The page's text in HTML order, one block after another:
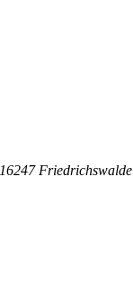
16247 Friedrichswalde